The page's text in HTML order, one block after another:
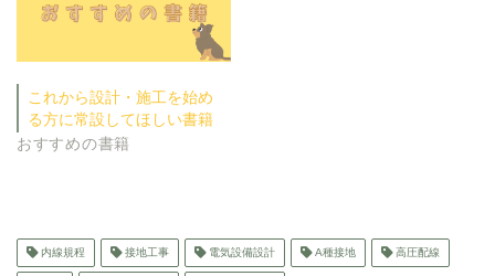
これから設計・施工を始め
る方に常設してほしい書籍
おすすめの書籍
内線規程 接地工事 電気設備設計 A種接地 高圧配線